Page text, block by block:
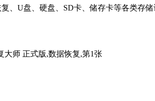
U盘、硬盘、SD卡、储存卡等各类存